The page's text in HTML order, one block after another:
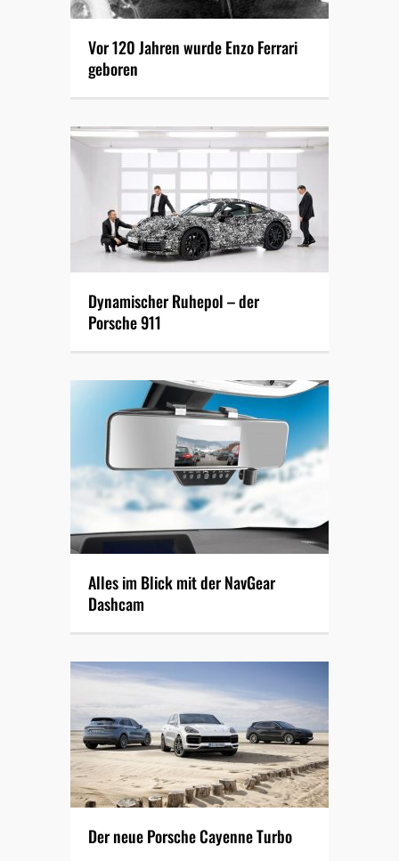
Vor 120 Jahren wurde Enzo Ferrari
geboren
Dynamischer Ruhepol – der
Porsche 911
Alles im Blick mit der NavGear
Dashcam
Der neue Porsche Cayenne Turbo